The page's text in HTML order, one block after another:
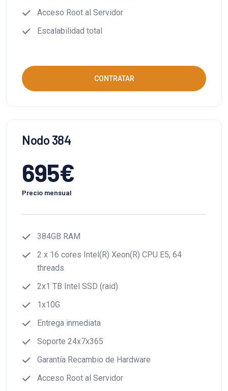
Acceso Root al Servidor
Escalabilidad total
CONTRATAR
Nodo 384
695€
Precio mensual
384GB RAM
2 x 16 cores Intel(R) Xeon(R) CPU E5, 64
threads
2x1 TB Intel SSD (raid)
1x10G
Entrega inmediata
Soporte 24x7x365
Garantía Recambio de Hardware
Acceso Root al Servidor